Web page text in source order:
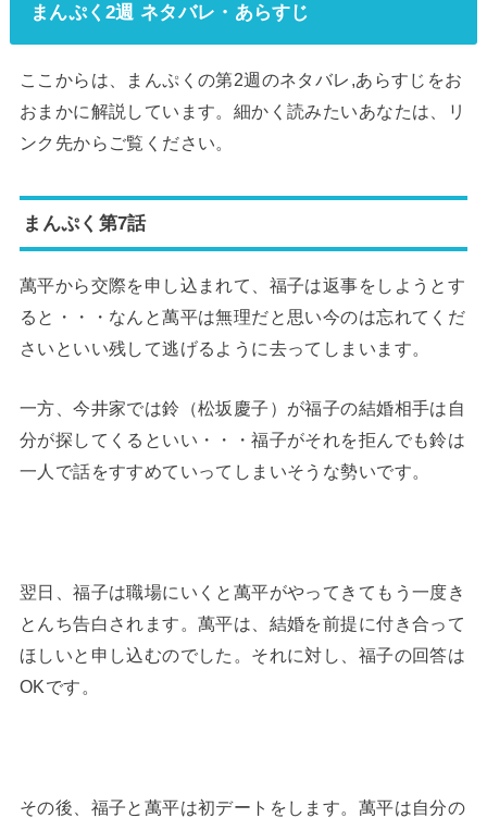
まんぷく2週 ネタバレ・あらすじ
ここからは、まんぷくの第2週のネタバレ,あらすじをお
おまかに解説しています。細かく読みたいあなたは、リ
ンク先からご覧ください。
まんぷく第7話
萬平から交際を申し込まれて、福子は返事をしようとす
ると・・・なんと萬平は無理だと思い今のは忘れてくだ
さいといい残して逃げるように去ってしまいます。
一方、今井家では鈴（松坂慶子）が福子の結婚相手は自
分が探してくるといい・・・福子がそれを拒んでも鈴は
一人で話をすすめていってしまいそうな勢いです。
翌日、福子は職場にいくと萬平がやってきてもう一度き
とんち告白されます。萬平は、結婚を前提に付き合って
ほしいと申し込むのでした。それに対し、福子の回答は
OKです。
その後、福子と萬平は初デートをします。萬平は自分の